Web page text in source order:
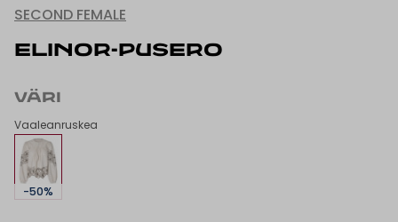
SECOND FEMALE
ELINOR-PUSERO
VÄRI
Vaaleanruskea
-50%